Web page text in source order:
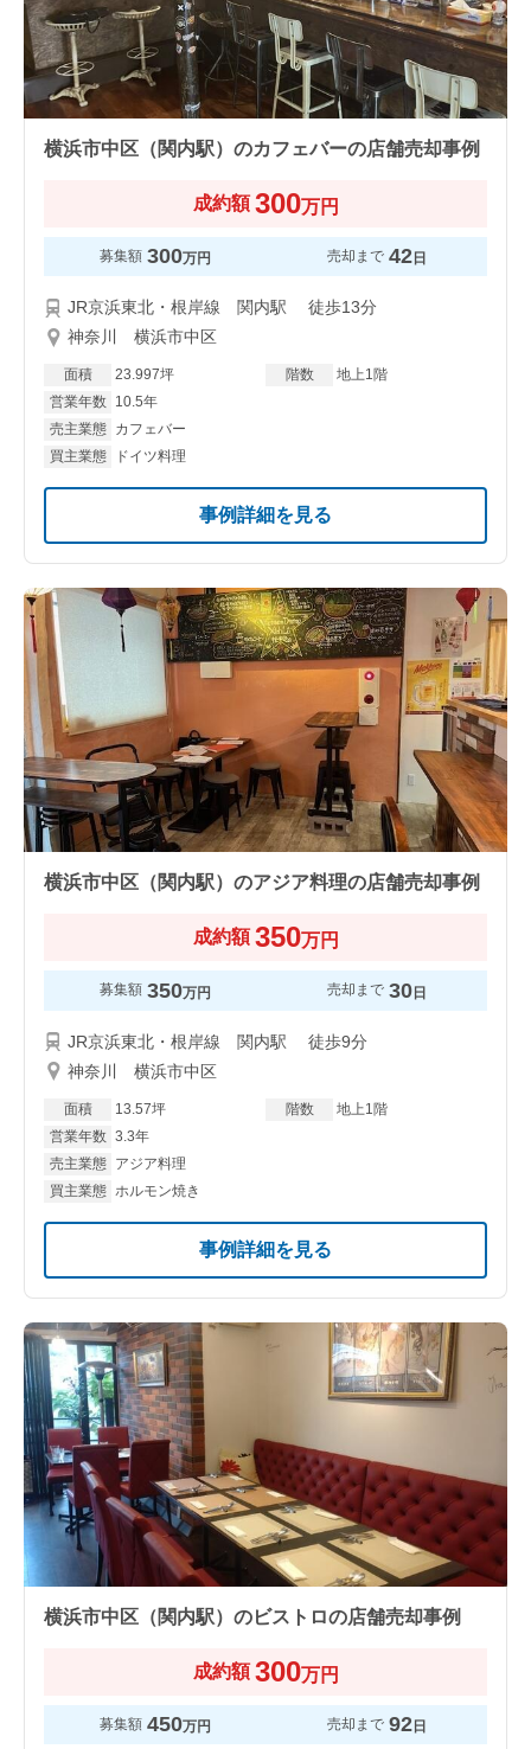
横浜市中区（関内駅）のカフェバーの店舗売却事例
成約額 300万円
募集額 300万円 売却まで 42日
JR京浜東北・根岸線 関内駅 徒歩13分
神奈川 横浜市中区
面積 23.997坪 階数
地上1階
営業年数
10.5年
売主業態
カフェバー
買主業態
ドイツ料理
事例詳細を見る
横浜市中区（関内駅）のアジア料理の店舗売却事例
成約額 350万円
募集額 350万円 売却まで 30日
JR京浜東北・根岸線 関内駅 徒歩9分
神奈川 横浜市中区
面積 13.57坪 階数
地上1階
営業年数 3.3年
売主業態
アジア料理
買主業態
ホルモン焼き
事例詳細を見る
横浜市中区（関内駅）のビストロの店舗売却事例
成約額 300万円
募集額 450万円 売却まで 92日